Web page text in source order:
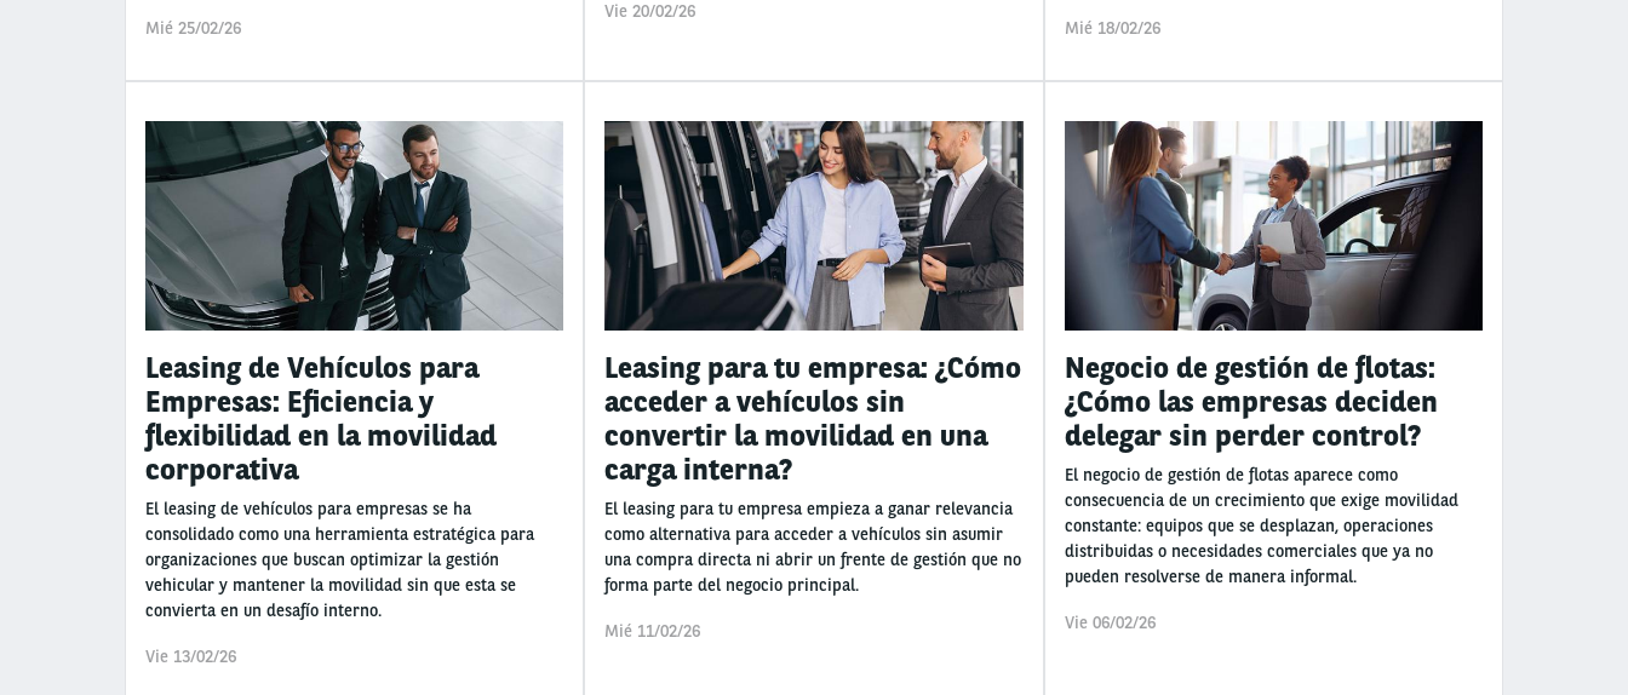
Mié 25/02/26
Vie 20/02/26
Mié 18/02/26
Leasing de Vehículos para
Empresas: Eficiencia y
flexibilidad en la movilidad
corporativa
El leasing de vehículos para empresas se ha
consolidado como una herramienta estratégica para
organizaciones que buscan optimizar la gestión
vehicular y mantener la movilidad sin que esta se
convierta en un desafío interno.
Vie 13/02/26
Leasing para tu empresa: ¿Cómo
acceder a vehículos sin
convertir la movilidad en una
carga interna?
El leasing para tu empresa empieza a ganar relevancia
como alternativa para acceder a vehículos sin asumir
una compra directa ni abrir un frente de gestión que no
forma parte del negocio principal.
Mié 11/02/26
Negocio de gestión de flotas:
¿Cómo las empresas deciden
delegar sin perder control?
El negocio de gestión de flotas aparece como
consecuencia de un crecimiento que exige movilidad
constante: equipos que se desplazan, operaciones
distribuidas o necesidades comerciales que ya no
pueden resolverse de manera informal.
Vie 06/02/26